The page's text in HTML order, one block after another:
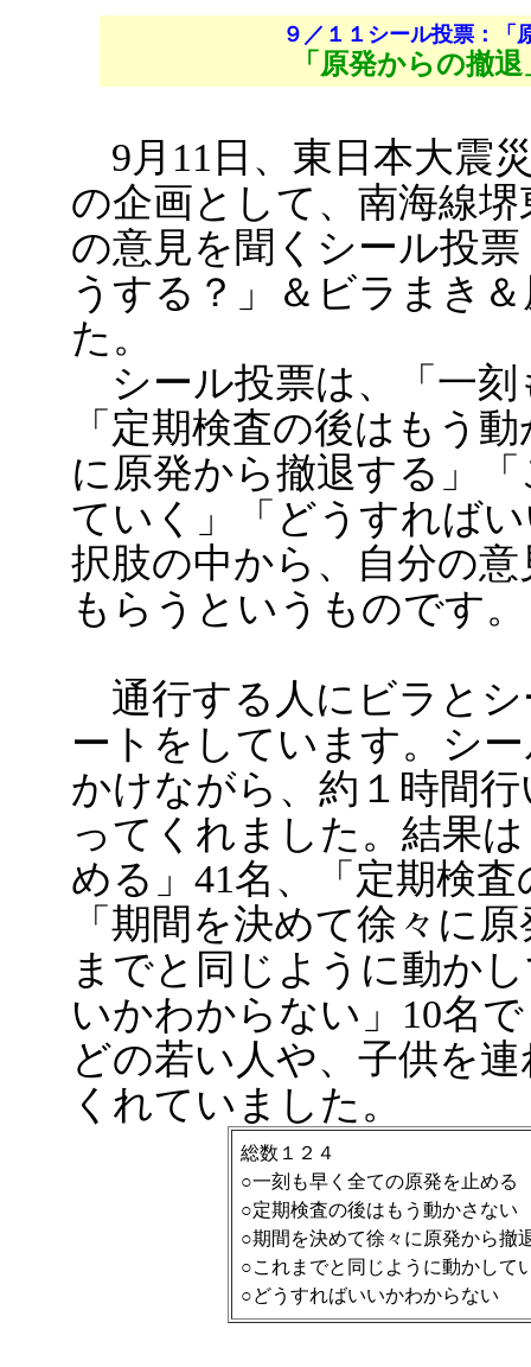
９／１１シール投票：「
「原発からの撤
9月11日、東日本大震
の企画として、南海線
の意見を聞くシール投
うする？」＆ビラまき
た。
シール投票は、「一刻
「定期検査の後はもう
に原発から撤退する」
ていく」「どうすれば
択肢の中から、自分の
もらうというものです。
通行する人にビラとシ
ートをしています。シ
かけながら、約１時間
ってくれました。結果
める」41名、「定期検
「期間を決めて徐々に
までと同じように動か
いかわからない」10名
どの若い人や、子供を
くれていました。
総数１２４
○一刻も早く全ての原発を止める
○定期検査の後はもう動かさない
○期間を決めて徐々に原発から撤
○これまでと同じように動かして
○どうすればいいかわからない